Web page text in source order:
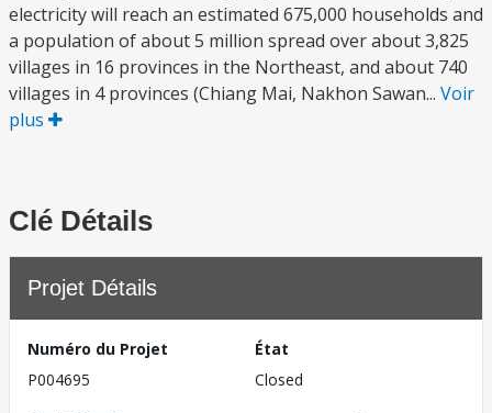
electricity will reach an estimated 675,000 households and
a population of about 5 million spread over about 3,825
villages in 16 provinces in the Northeast, and about 740
villages in 4 provinces (Chiang Mai, Nakhon Sawan... Voir
plus
Clé Détails
Projet Détails
Numéro du Projet
P004695
État
Closed